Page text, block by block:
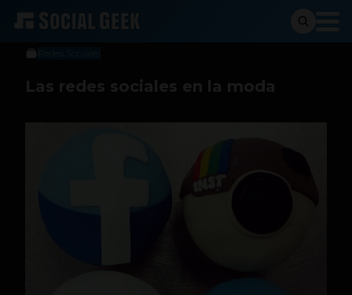
Social Geek
5 de marzo de 2013
Las redes sociales en la moda